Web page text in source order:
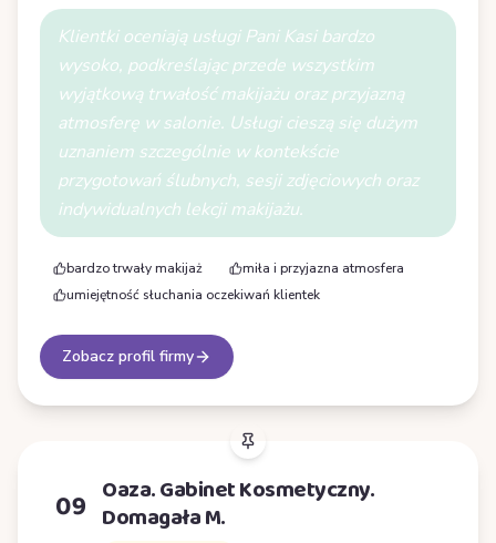
Klientki oceniają usługi Pani Kasi bardzo
wysoko, podkreślając przede wszystkim
wyjątkową trwałość makijażu oraz przyjazną
atmosferę w salonie. Usługi cieszą się dużym
uznaniem szczególnie w kontekście
przygotowań ślubnych, sesji zdjęciowych oraz
indywidualnych lekcji makijażu.
bardzo trwały makijaż
miła i przyjazna atmosfera
umiejętność słuchania oczekiwań klientek
Zobacz profil firmy
09 Oaza. Gabinet Kosmetyczny.
Domagała M.